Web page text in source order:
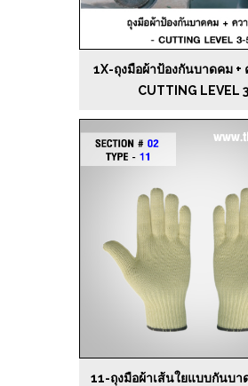
1X-ถุงมือผ้าป้องกันบาดคม +
CUTTING LEVEL
11-ถุงมือผ้าเส้นใยแบบกันบ